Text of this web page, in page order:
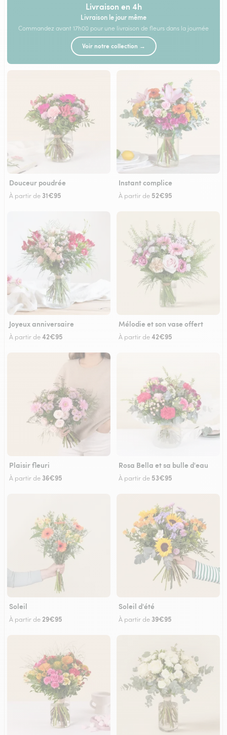
Livraison en 4h
Livraison le jour même
Commandez avant 17h00 pour une livraison de fleurs dans la journée
Voir notre collection →
Douceur poudrée
À partir de 31€95
Instant complice
À partir de 52€95
Joyeux anniversaire
À partir de42€95
Mélodie et son vase offert
À partir de42€95
Plaisir fleuri
À partir de 36€95
Rosa Bella et sa bulle d'eau
À partir de 53€95
Soleil
À partir de 29€95
Soleil d'été
À partir de 39€95